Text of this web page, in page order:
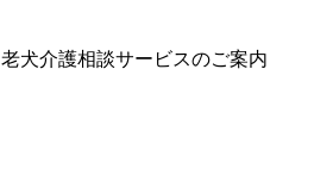
老犬介護相談サービスのご案内